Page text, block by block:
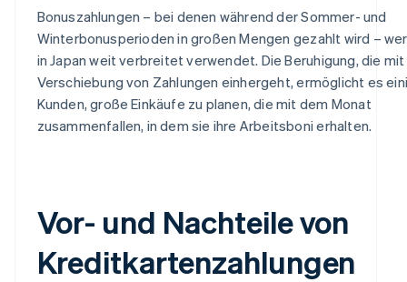
Bonuszahlungen – bei denen während der Sommer- und
Winterbonusperioden in großen Mengen gezahlt wird –
in Japan weit verbreitet verwendet. Die Beruhigung, die
Verschiebung von Zahlungen einhergeht, ermöglicht es
Kunden, große Einkäufe zu planen, die mit dem Monat
zusammenfallen, in dem sie ihre Arbeitsboni erhalten.
Vor- und Nachteile von
Kreditkartenzahlungen